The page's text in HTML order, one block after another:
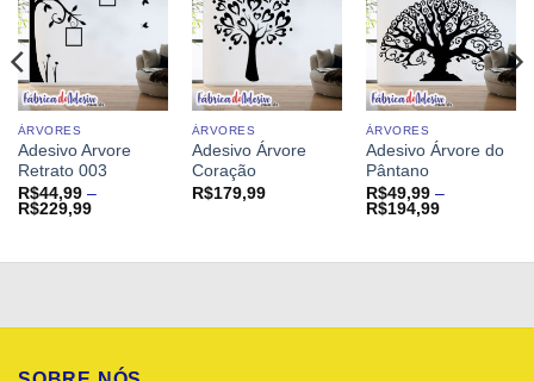
ÁRVORES
Adesivo Arvore
Retrato 003
R$44,99 –
R$229,99Faixa
ÁRVORES
Adesivo Árvore
Coração
R$179,99
ÁRVORES
Adesivo Árvore do
Pântano
R$49,99 –
R$194,99Faixa